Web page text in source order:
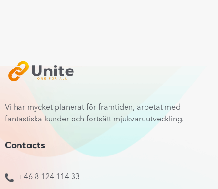
Vi har mycket planerat för framtiden, arbetat med
fantastiska kunder och fortsätt mjukvaruutveckling.
Contacts
+46 8 124 114 33